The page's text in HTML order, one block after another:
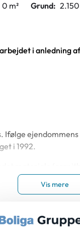
0 m² Grund:
i anledning
Ifølge
i 1992.
et samlet boligareal
besigtigelsen
samt et oliefyr.
Vis mere